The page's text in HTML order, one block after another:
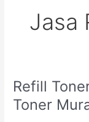
Jasa
Refill
Toner
Refill
Toner
HP